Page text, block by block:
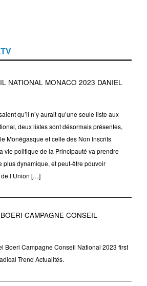
NATIONAL MONACO 2023 DANIEL
qu’il n’y aurait qu’une seule liste aux
deux listes sont désormais présentes,
Monégasque et celle des Non Inscrits
vie politique de la Principauté va prendre
plus dynamique, et peut-être pouvoir
l’Union […]
CAMPAGNE CONSEIL
Boeri Campagne Conseil National 2023 first
Trend Actualités.